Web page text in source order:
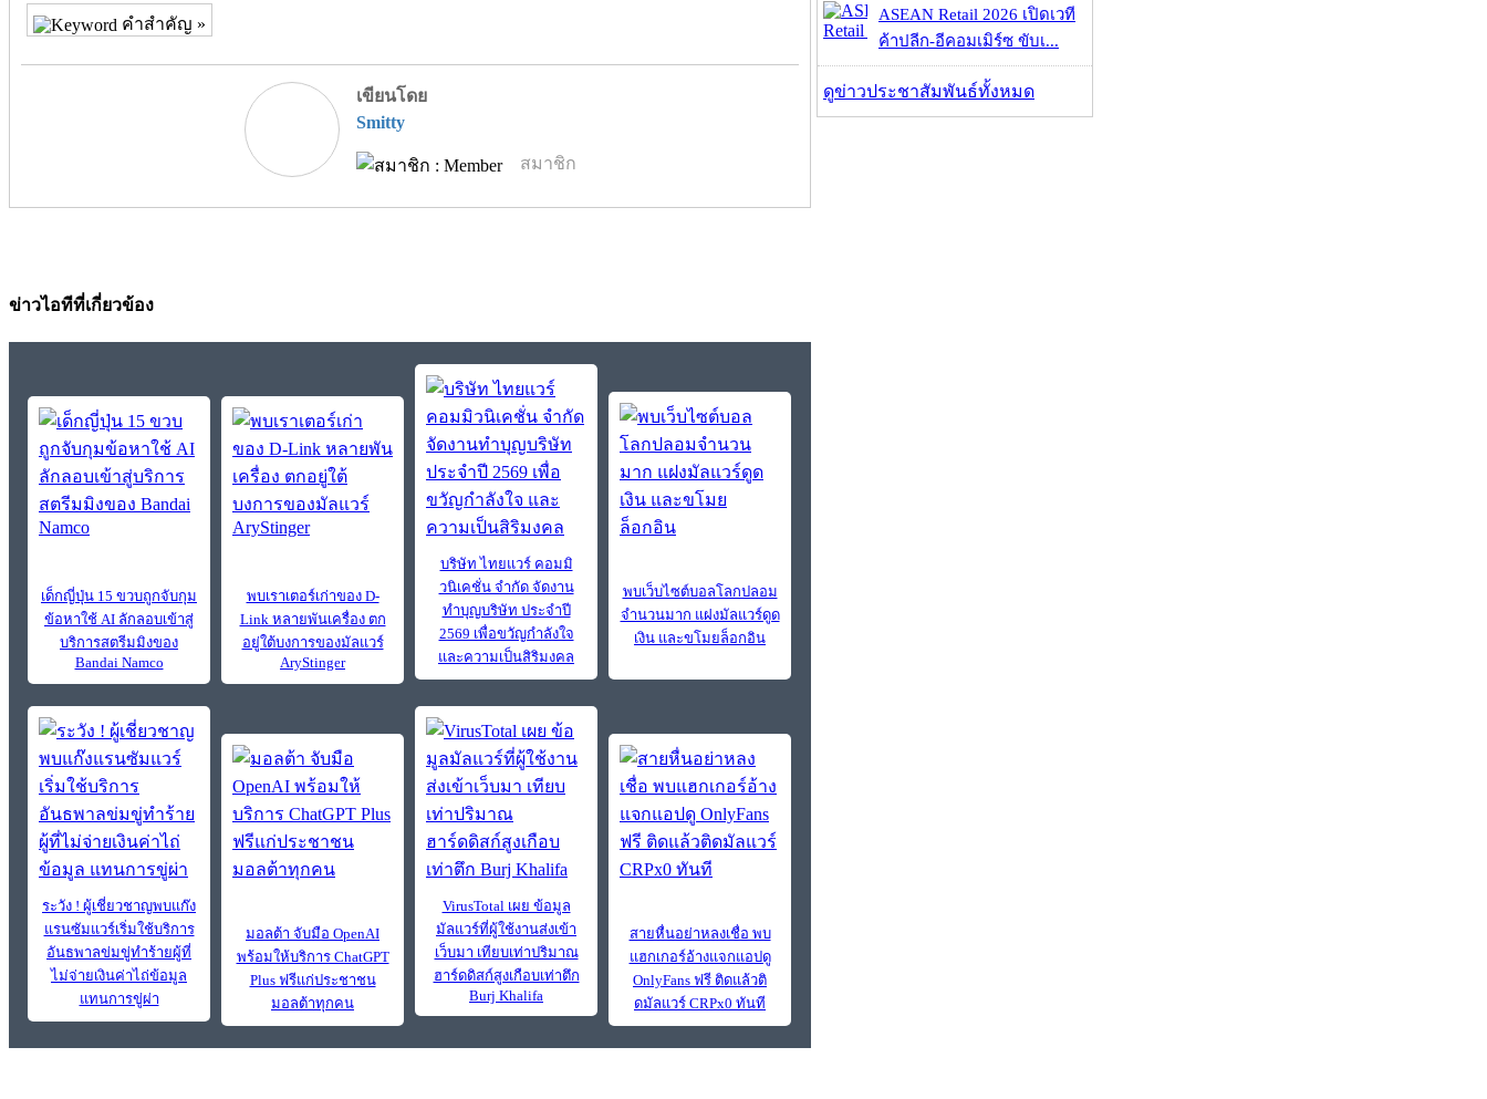
คำสำคัญ »
เขียนโดย
Smitty
สมาชิก
ข่าวไอทีที่เกี่ยวข้อง
เด็กญี่ปุ่น 15 ขวบถูกจับกุม
ข้อหาใช้ AI ลักลอบเข้าสู่
บริการสตรีมมิงของ
Bandai Namco
พบเราเตอร์เก่าของ D-
Link หลายพันเครื่อง ตก
อยู่ใต้บงการของมัลแวร์
AryStinger
บริษัท ไทยแวร์ คอมมิ
วนิเคชั่น จํากัด จัดงาน
ทำบุญบริษัท ประจำปี
2569 เพื่อขวัญกำลังใจ
และความเป็นสิริมงคล
พบเว็บไซต์บอลโลกปลอม
จำนวนมาก แฝงมัลแวร์ดูด
เงิน และขโมยล็อกอิน
ระวัง ! ผู้เชี่ยวชาญพบแก๊ง
แรนซัมแวร์เริ่มใช้บริการ
อันธพาลข่มขู่ทำร้ายผู้ที่
ไม่จ่ายเงินค่าไถ่ข้อมูล
แทนการขู่ผ่า
มอลต้า จับมือ OpenAI
พร้อมให้บริการ ChatGPT
Plus ฟรีแก่ประชาชน
มอลต้าทุกคน
VirusTotal เผย ข้อมูล
มัลแวร์ที่ผู้ใช้งานส่งเข้า
เว็บมา เทียบเท่าปริมาณ
ฮาร์ดดิสก์สูงเกือบเท่าตึก
Burj Khalifa
สายหื่นอย่าหลงเชื่อ พบ
แฮกเกอร์อ้างแจกแอปดู
OnlyFans ฟรี ติดแล้วติ
ดมัลแวร์ CRPx0 ทันที
ASEAN Retail 2026 เปิดเวที
ค้าปลีก-อีคอมเมิร์ซ ขับเ...
ดูข่าวประชาสัมพันธ์ทั้งหมด